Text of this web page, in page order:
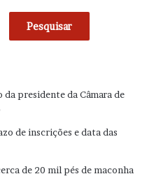
Pesquisar
presidente da Câmara de
de inscrições e data das
de 20 mil pés de maconha